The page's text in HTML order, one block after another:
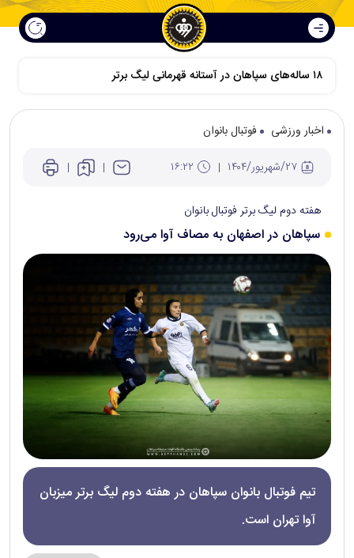
۱۸ ساله‌های سپاهان در آستانه قهرمانی لیگ برتر
اخبار ورزشی
فوتبال بانوان
هفته دوم لیگ برتر فوتبال بانوان
سپاهان در اصفهان به مصاف آوا می‌رود
تیم فوتبال بانوان سپاهان در هفته دوم لیگ برتر میزبان
آوا تهران است.